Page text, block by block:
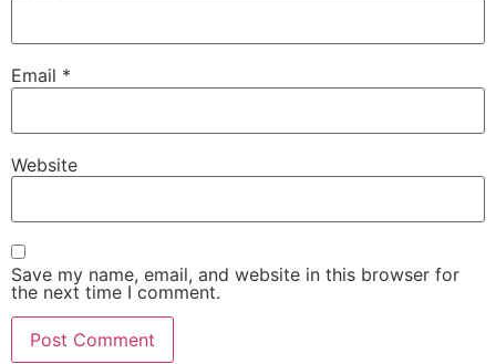
Email *
Website
Save my name, email, and website in this browser for
the next time I comment.